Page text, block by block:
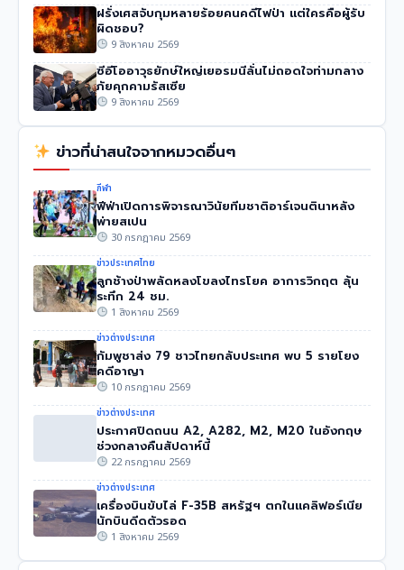
ฝรั่งเศสจับกุมหลายร้อยคนคดีไฟป่า แต่ใครคือผู้รับ
ผิดชอบ?
9 สิงหาคม 2569
ซีอีโออาวุธยักษ์ใหญ่เยอรมนีลั่นไม่ถอดใจท่ามกลาง
ภัยคุกคามรัสเซีย
9 สิงหาคม 2569
ข่าวที่น่าสนใจจากหมวดอื่นๆ
กีฬา
ฟีฟ่าเปิดการพิจารณาวินัยทีมชาติอาร์เจนตินาหลัง
พ่ายสเปน
30 กรกฎาคม 2569
ข่าวประเทศไทย
ลูกช้างป่าพลัดหลงโขลงไทรโยค อาการวิกฤต ลุ้น
ระทึก 24 ชม.
1 สิงหาคม 2569
ข่าวต่างประเทศ
กัมพูชาส่ง 79 ชาวไทยกลับประเทศ พบ 5 รายโยง
คดีอาญา
10 กรกฎาคม 2569
ข่าวต่างประเทศ
ประกาศปิดถนน A2, A282, M2, M20 ในอังกฤษ
ช่วงกลางคืนสัปดาห์นี้
22 กรกฎาคม 2569
ข่าวต่างประเทศ
เครื่องบินขับไล่ F-35B สหรัฐฯ ตกในแคลิฟอร์เนีย
นักบินดีดตัวรอด
1 สิงหาคม 2569